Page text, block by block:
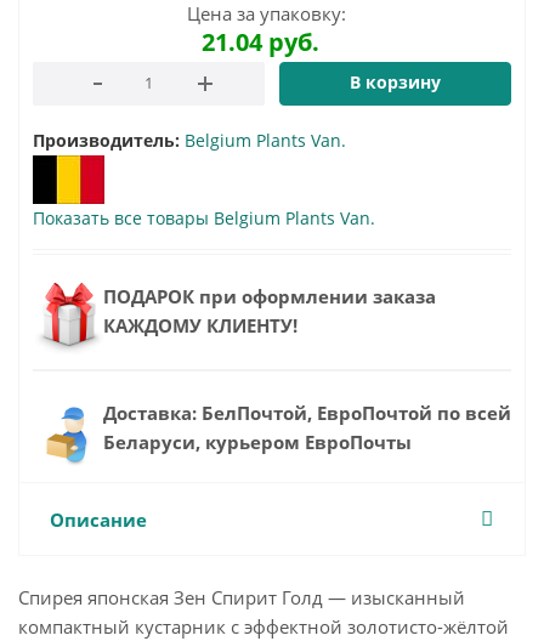
Цена за упаковку:
21.04руб.
В корзину
Производитель: Belgium Plants Van.
Показать все товары Belgium Plants Van.
ПОДАРОК при оформлении заказа
КАЖДОМУ КЛИЕНТУ!
Доставка: БелПочтой, ЕвроПочтой по всей
Беларуси, курьером ЕвроПочты
Описание
Спирея японская Зен Спирит Голд — изысканный
компактный кустарник с эффектной золотисто-жёлтой